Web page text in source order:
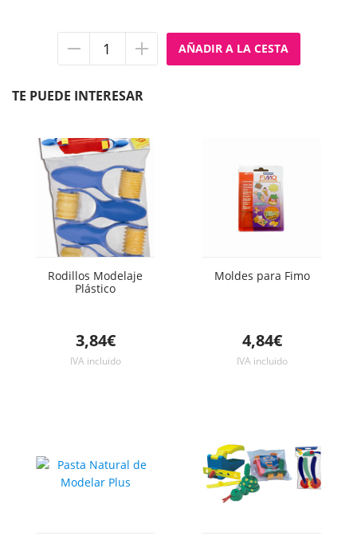
TE PUEDE INTERESAR
Rodillos Modelaje
Plástico
3,84€
IVA incluido
Moldes para Fimo
4,84€
IVA incluido